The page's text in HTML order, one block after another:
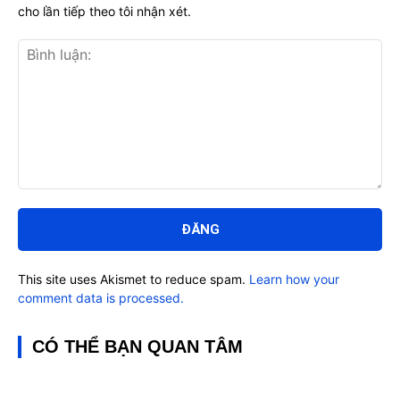
luận:
cho lần tiếp theo tôi nhận xét.
This site uses Akismet to reduce spam. Learn how your
comment data is processed.
CÓ THỂ BẠN QUAN TÂM